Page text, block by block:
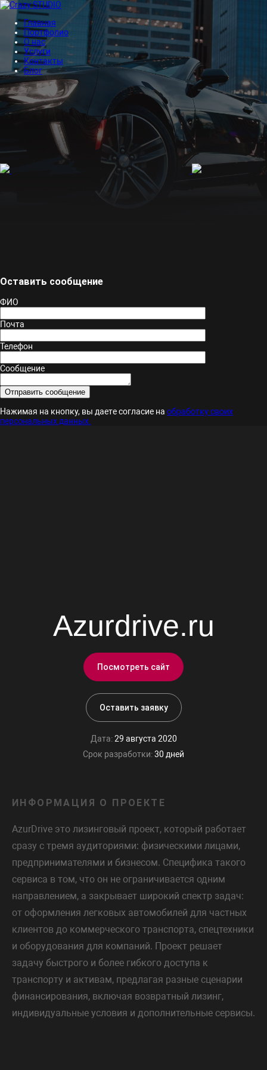
Главная
Портфолио
О нас
Услуги
Контакты
Блог
Оставить сообщение
ФИО
Почта
Телефон
Сообщение
Нажимая на кнопку, вы даете согласие на обработку своих
персональных данных.
Azurdrive.ru
Посмотреть сайт
Оставить заявку
Дата:29 августа 2020
Срок разработки:30 дней
ИНФОРМАЦИЯ О ПРОЕКТЕ
AzurDrive это лизинговый проект, который работает
сразу с тремя аудиториями: физическими лицами,
предпринимателями и бизнесом. Специфика такого
сервиса в том, что он не ограничивается одним
направлением, а закрывает широкий спектр задач:
от оформления легковых автомобилей для частных
клиентов до коммерческого транспорта, спецтехники
и оборудования для компаний. Проект решает
задачу быстрого и более гибкого доступа к
транспорту и активам, предлагая разные сценарии
финансирования, включая возвратный лизинг,
индивидуальные условия и дополнительные сервисы.